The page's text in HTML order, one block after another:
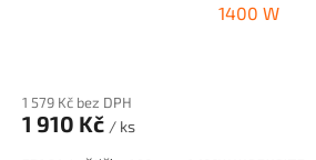
1400 W
1 579 Kč bez DPH
1 910 Kč / ks